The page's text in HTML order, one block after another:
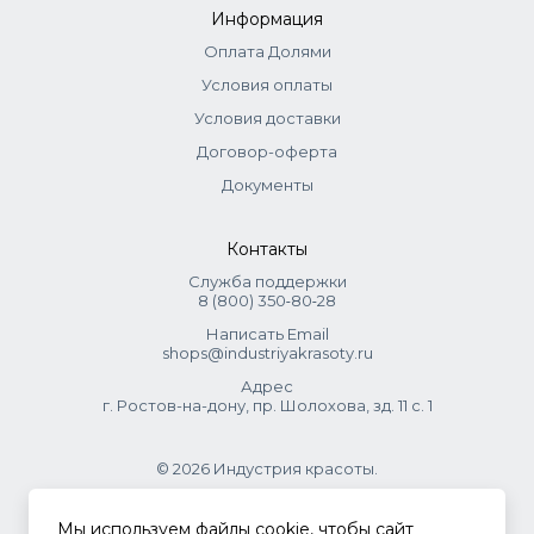
шума и создаёт максимально комфортные
условия пользования.
Машинка имеет современный, стильный
парикмахерских принадлежностей.
Информация
Оплата Долями
Условия оплаты
Условия доставки
Договор-оферта
Документы
Контакты
Служба поддержки
8 (800) 350‑80‑28
Написать Email
shops@industriyakrasoty.ru
Адрес
г. Ростов-на-дону, пр. Шолохова, зд. 11 с. 1
© 2026 Индустрия красоты.
.
Мы используем файлы cookie, чтобы сайт